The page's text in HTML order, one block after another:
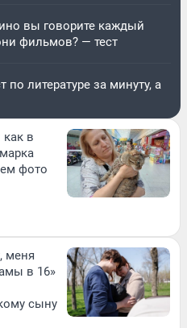
вы говорите каждый
фильмов? — тест
по литературе за минуту, а
в
фото
меня
в 16»
сыну